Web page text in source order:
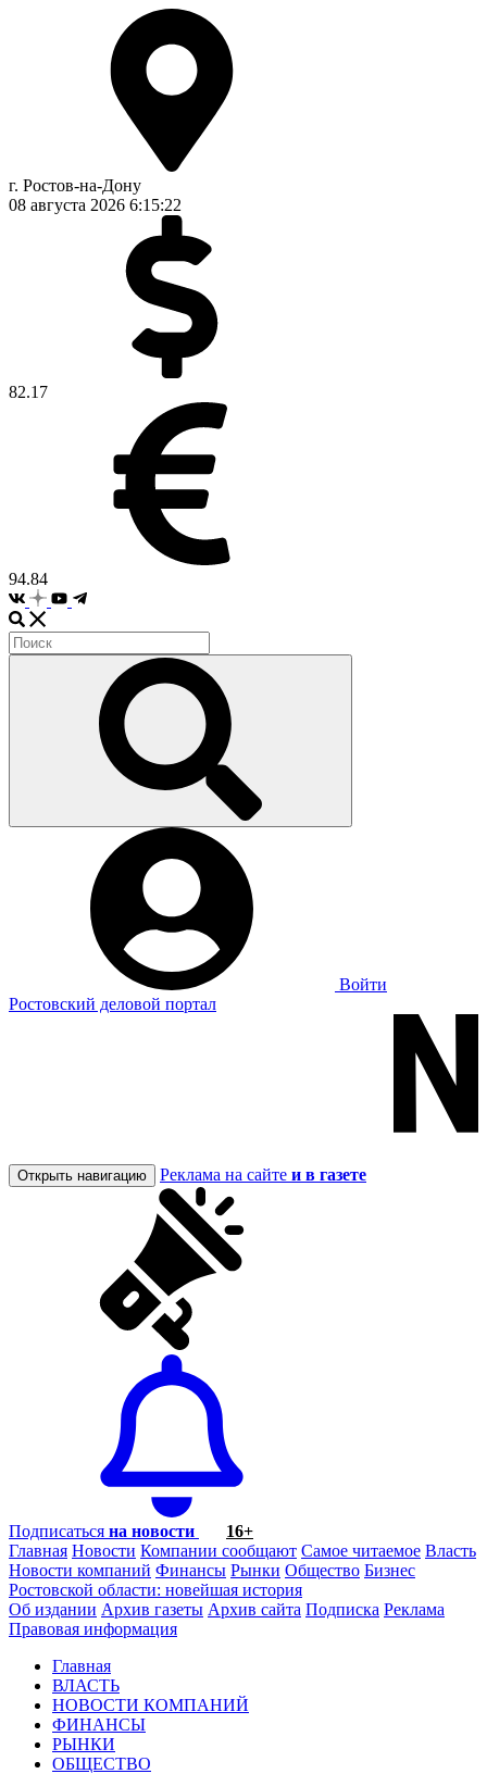
г. Ростов-на-Дону
08 августа 2026 6:15:22
82.17
94.84
Войти
Ростовский деловой портал
Открыть навигацию Реклама на сайте и в газете
Подписаться на новости
16+
Главная Новости Компании сообщают Самое читаемое Власть
Новости компаний Финансы Рынки Общество Бизнес
Ростовской области: новейшая история
Об издании Архив газеты Архив сайта Подписка Реклама
Правовая информация
Главная
ВЛАСТЬ
НОВОСТИ КОМПАНИЙ
ФИНАНСЫ
РЫНКИ
ОБЩЕСТВО